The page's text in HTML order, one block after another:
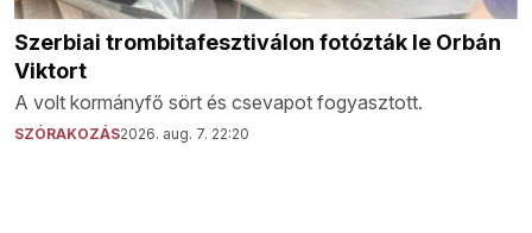
Szerbiai trombitafesztiválon fotózták le Orbán
Viktort
A volt kormányfő sört és csevapot fogyasztott.
SZÓRAKOZÁS2026. aug. 7. 22:20